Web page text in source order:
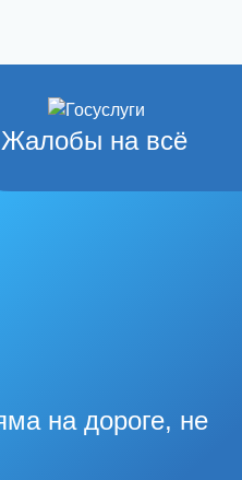
Жалобы на всё
на дороге, не